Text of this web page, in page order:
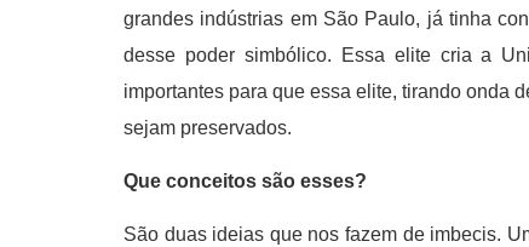
grandes indústrias em São Paulo, já tinha
desse poder simbólico. Essa elite cria a
importantes para que essa elite, tirando onda
sejam preservados.
Que conceitos são esses?
São duas ideias que nos fazem de imbecis.